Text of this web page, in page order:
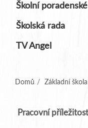
Školní
Školská rada
TV Angel
Domů Základní škola
Pracovní